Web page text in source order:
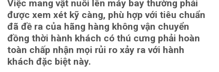
Việc mang vật nuôi lên máy bay thường phải
được xem xét kỹ càng, phù hợp với tiêu chuẩn
đã đề ra của hãng hàng không vận chuyển
đồng thời hành khách có thú cưng phải hoàn
toàn chấp nhận mọi rủi ro xảy ra với hành
khách đặc biệt này.